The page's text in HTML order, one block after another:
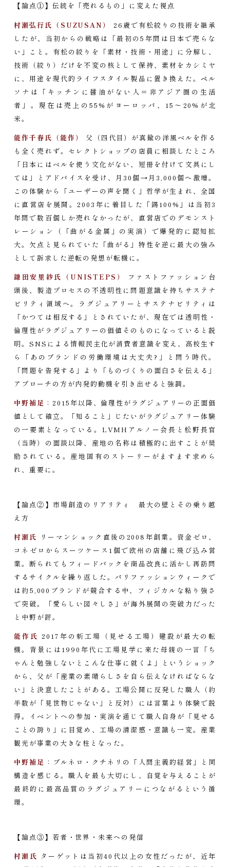
【論点①】伝統を「売れるもの」に変えた視点
村瀬弘行氏（SUZUSAN）
26歳で有松絞りの技術を継承
したが、当初からの戦略は「最初の5年間は日本で売らな
い」こと。有松の絞りを「素材・技術・用途」に分解し、
技術（絞り）だけを不変の核として保持、素材をカシミヤ
に、用途を現代的ライフスタイル製品に置き換えた。ペル
ソナは「キッチンに醤油がない人＝非アジア圏の生活
者」。現在は売上の55%がヨーロッパ、15〜20%が北
米。
能作千春氏（能作）
父（四代目）が真鍮の洋風ベルを作る
も全く売れず。セレクトショップの店員に相談したところ
「日本にはベルを使う文化がない、短冊を付けて文具にし
ては」とアドバイスを受け、月30個→月3,000個へ激増。
この体験から「ユーザーの声を聞く」哲学が生まれ、全国
に直営店を展開。2003年に着目した「錫100%」は当初3
年間で数百個しか売れなかったが、直営店でのデモンスト
レーション（「曲がる金属」の実演）で爆発的に認知拡
大。欠点と見られていた「曲がる」特性を逆に最大の強み
として訴求した逆転の発想が転機に。
鎌田安里紗氏（UNISTEPS）
ファストファッション台
頭後、製造プロセスの不透明性に問題意識を持ちサステナ
ビリティ領域へ。ラグジュアリーとサステナビリティは
「かつては相反する」とされていたが、現在では透明性・
倫理性がラグジュアリーの価値そのものになっていると説
明。SNSによる情報民主化が消費者意識を変え、高校生す
ら「あのブランドの労働環境は大丈夫?」と問う時代。
「問題を告発する」より「ものづくりの面白さを伝える」
アプローチの方が内発的動機を引き出せると強調。
中野補足 ：2015年以降、倫理性がラグジュアリーの正面価
値として確立。「知ること」じたいがラグジュアリー体験
の一要素となっている。LVMHアルノー会長と松野長官
（当時）の面談以降、産地の名称は積極的に出すことが奨
励されている。産地固有のストーリーがますます求めら
れ、重要に。
【論点②】市場創造のリアリティ 最大の壁とその乗り越
え方
村瀬氏
リーマンショック直後の2008年創業。資金ゼロ、
コネゼロからスーツケース1個で欧州の店舗に飛び込み営
業。断られてもフィードバックを商品改良に活かし再訪問
するサイクルを繰り返した。パリファッションウィークで
は約5,000ブランドが競合する中、フィジカルな粘り強さ
で突破。「愛らしい図々しさ」が海外展開の突破力だった
と中野が評。
能作氏 2017年の新工場（見せる工場）建設が最大の転
機。背景には1990年代に工場見学に来た母親の一言「ち
ゃんと勉強しないとこんな仕事に就くよ」というショック
から、父が「産業の素晴らしさを自ら伝えなければならな
い」と決意したことがある。工場公開に反発した職人（約
半数が「見世物じゃない」と反対）には言葉より体験で説
得。イベントへの参加・実演を通じて職人自身が「見せる
ことの誇り」に目覚め、工場の清潔感・意識も一変。産業
観光が事業の大きな柱となった。
中野補足 ：ブルネロ・クチネリの「人間主義的経営」と同
構造を感じる。職人を最も大切にし、自覚を与えることが
最終的に最高品質のラグジュアリーにつながるという循
環。
【論点③】若者・世界・未来への発信
村瀬氏 ターゲットは当初40代以上の女性だったが、近年